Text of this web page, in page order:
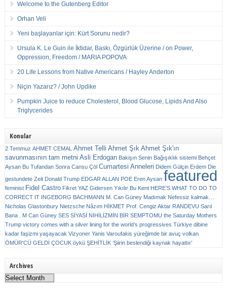
Welcome to the Gutenberg Editor
Orhan Veli
Yeni başlayanlar için: Kürt Sorunu nedir?
Ursula K. Le Guin ile İktidar, Baskı, Özgürlük Üzerine / on Power,
Oppression, Freedom / MARIA POPOVA
20 Life Lessons from Native Americans / Hayley Anderton
Niçin Yazarız? / John Updike
Pumpkin Juice to reduce Cholesterol, Blood Glucose, Lipids And Also
Triglycerides
Konular
2 Temmuz AHMET CEMAL Ahmet Telli Ahmet Şık Ahmet Şık'ın
savunmasının tam metni Asli Erdogan Bakişın Senin Bağışıklık sistemi Behçet
Aysan Bu Tufandan Sonra Cansu Çöl Cumartesi Anneleri Didem Gülçin Erdem Die
gestundete Zeit Donald Trump EDGAR ALLAN POE Eren Aysan featured
feminist Fidel Castro Fikret YAZ Gidersen Yıkılır Bu Kent HERE’S WHAT TO DO TO
CORRECT IT INGEBORG BACHMANN M. Can Güney Madımak Nefessiz kalmak…
Nicholas Glastonbury Nietzsche Nâzım HİKMET Prof. Cengiz Aktar RANDEVU Sarıl
Bana . M Can Güney SES SİYASİ NİHİLİZMİN BİR SEMPTOMU the Saturday Mothers
Trump victory comes with a silver lining for the world’s progressives Türkiye dibine
kadar faşizmi yaşayacak Vizyoner Yanis Varoufakis yüreğimde bir avuç volkan
ÖMÜR'CÜ GELDİ ÇOCUK öykü ŞEHİTLİK ‘Şiirin beslendiği kaynak hayattır’
Archives
Archives